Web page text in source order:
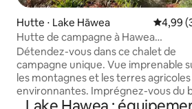
Hutte ⋅ Lake Hāwea
4,99
Hutte de campagne à Hawea
Magnifique cabane de montagne
Détendez-vous dans ce chalet de
campagne unique. Vue imprenable
les montagnes et les terres agricoles
environnantes. Imprégnez-vous du
extérieur. Proche des sentiers de